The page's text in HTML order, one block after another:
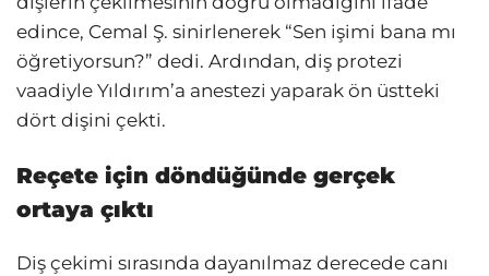
edince, Cemal Ş. sinirlenerek “Sen işimi bana mı
öğretiyorsun?” dedi. Ardından, diş protezi
vaadiyle Yıldırım’a anestezi yaparak ön üstteki
dört dişini çekti.
Reçete için döndüğünde gerçek
ortaya çıktı
Diş çekimi sırasında dayanılmaz derecede canı